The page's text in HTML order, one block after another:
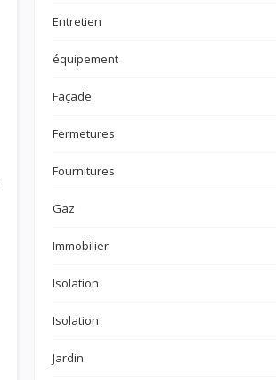
Entretien
équipement
Façade
Fermetures
Fournitures
Gaz
Immobilier
Isolation
Isolation
Jardin